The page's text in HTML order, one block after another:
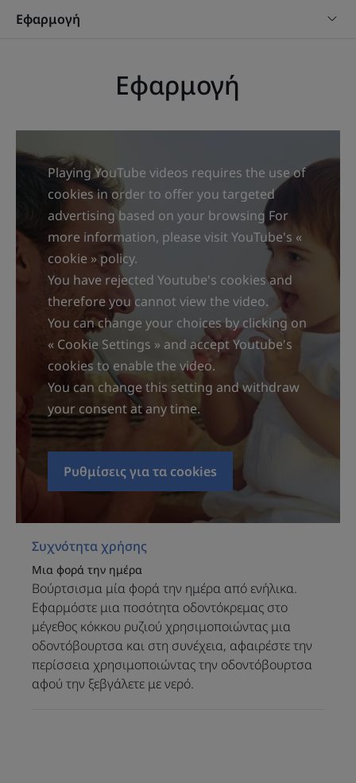
κεφαλή και εργονομική λαβή) επιτρέπει τον απαλό
ξεκαρδιστικούς ήχους με το μωρό σας! Αυτή είναι η
έναν ενήλικα. Τι γίνεται αν το μωρό σας δεν μπορεί
ακόμα να φτύσει την οδοντόκρεμα; Η βρεφική
οδοντόκρεμα ELGYDIUM μπορεί να χρησιμοποιηθεί
από μωρά που δεν μπορούν ακόμη να φτύσουν.
Πλεονέκτημα
Μια πιστοποιημένη βιολογική οδοντόκρεμα για βρέφη
από 6 μηνών μέχρι 2 ετών.
Οφέλη
• ΣΥΝΘΕΣΗ ΦΥΣΙΚΗΣ ΠΡΟΕΛΕΥΣΗΣ με βιολογικό
ανθόνερο χαμομηλιού.
• ΚΑΤΑΛΛΗΛΟ για όλα τα βρέφη χάρη σε μια μη
λειαντική και μινιμαλιστική σύνθεση
• ΔΙΕΥΚΟΛΥΝΕΙ το βούρτσισμα που καταπολεμά τη
συσσώρευση βακτηρίων.
Οφέλη της υφής
Ένα διάφανο τζελ που απλώνεται εύκολα και είναι ελκυστικό
Άρωμα της σύνθεσης
Αρωματισμένο με χαμομήλι
Εφαρμογή
Εφαρμογή
Playing YouTube videos requires the use of
cookies in order to offer you targeted
advertising based on your browsing For
more information, please visit YouTube's «
cookie » policy.
You have rejected Youtube's cookies and
therefore you cannot view the video.
You can change your choices by clicking on
« Cookie Settings » and accept Youtube's
cookies to enable the video.
You can change this setting and withdraw
your consent at any time.
Ρυθμίσεις για τα cookies
Συχνότητα χρήσης
Μια φορά την ημέρα
Βούρτσισμα μία φορά την ημέρα από ενήλικα.
Εφαρμόστε μια ποσότητα οδοντόκρεμας στο
μέγεθος κόκκου ρυζιού χρησιμοποιώντας μια
οδοντόβουρτσα και στη συνέχεια, αφαιρέστε την
περίσσεια χρησιμοποιώντας την οδοντόβουρτσα
αφού την ξεβγάλετε με νερό.